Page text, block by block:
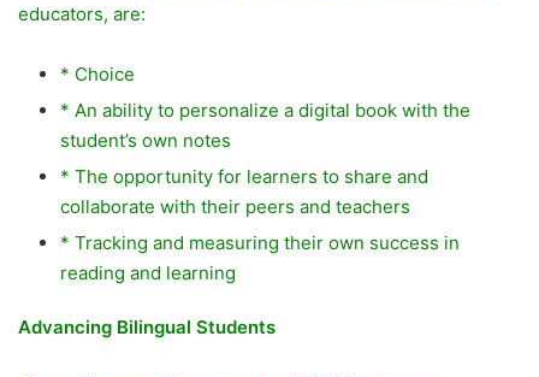
educators, are:
* Choice
* An ability to personalize a digital book with the
student’s own notes
* The opportunity for learners to share and
collaborate with their peers and teachers
* Tracking and measuring their own success in
reading and learning
Advancing Bilingual Students